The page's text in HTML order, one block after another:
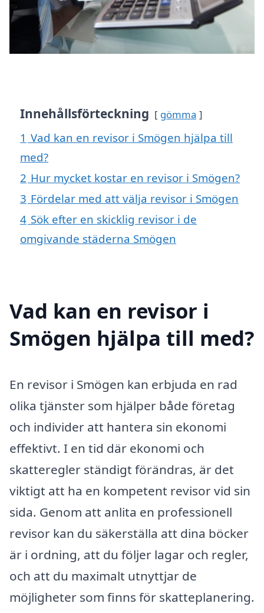
Innehållsförteckning gömma
1 Vad kan en revisor i Smögen hjälpa till
med?
2 Hur mycket kostar en revisor i Smögen?
3 Fördelar med att välja revisor i Smögen
4 Sök efter en skicklig revisor i de
omgivande städerna Smögen
Vad kan en revisor i
Smögen hjälpa till med?
En revisor i Smögen kan erbjuda en rad
olika tjänster som hjälper både företag
och individer att hantera sin ekonomi
effektivt. I en tid där ekonomi och
skatteregler ständigt förändras, är det
viktigt att ha en kompetent revisor vid sin
sida. Genom att anlita en professionell
revisor kan du säkerställa att dina böcker
är i ordning, att du följer lagar och regler,
och att du maximalt utnyttjar de
möjligheter som finns för skatteplanering.